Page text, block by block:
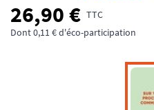
26,90 € TTC
Dont 0,11 € d'éco-participation